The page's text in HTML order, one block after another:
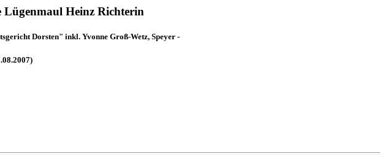
Heinz Richterin
Dorsten" inkl. Yvonne Groß-Wetz, Speyer -